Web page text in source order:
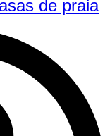
de praia